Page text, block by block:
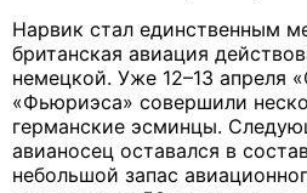
Нарвик стал единственным
британская авиация
немецкой. Уже 12–13 апреля
«Фьюриэса» совершили
германские эсминцы.
авианосец оставался в
небольшой запас